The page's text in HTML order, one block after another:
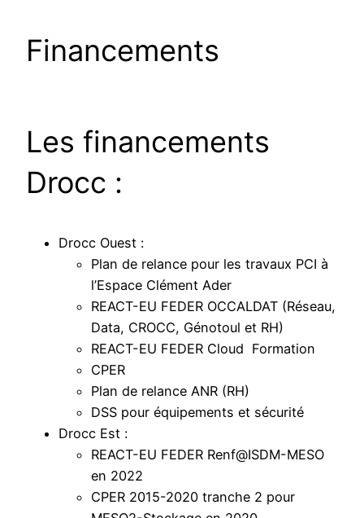
Financements
Les financements
Drocc :
Drocc Ouest :
Plan de relance pour les travaux PCI à
l’Espace Clément Ader
REACT-EU FEDER OCCALDAT (Réseau,
Data, CROCC, Génotoul et RH)
REACT-EU FEDER Cloud Formation
CPER
Plan de relance ANR (RH)
DSS pour équipements et sécurité
Drocc Est :
REACT-EU FEDER Renf@ISDM-MESO
en 2022
CPER 2015-2020 tranche 2 pour